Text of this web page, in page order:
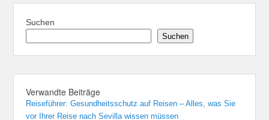
Suchen
Suchen
Verwandte Beiträge
Reiseführer: Gesundheitsschutz auf Reisen – Alles, was Sie
vor Ihrer Reise nach Sevilla wissen müssen